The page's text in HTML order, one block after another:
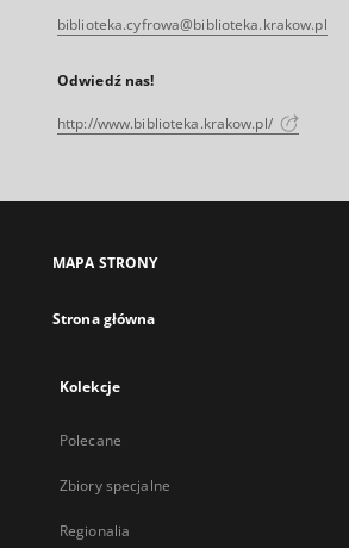
biblioteka.cyfrowa@biblioteka.krakow.pl
Odwiedź nas!
http://www.biblioteka.krakow.pl/
MAPA STRONY
Strona główna
Kolekcje
Polecane
Zbiory specjalne
Regionalia